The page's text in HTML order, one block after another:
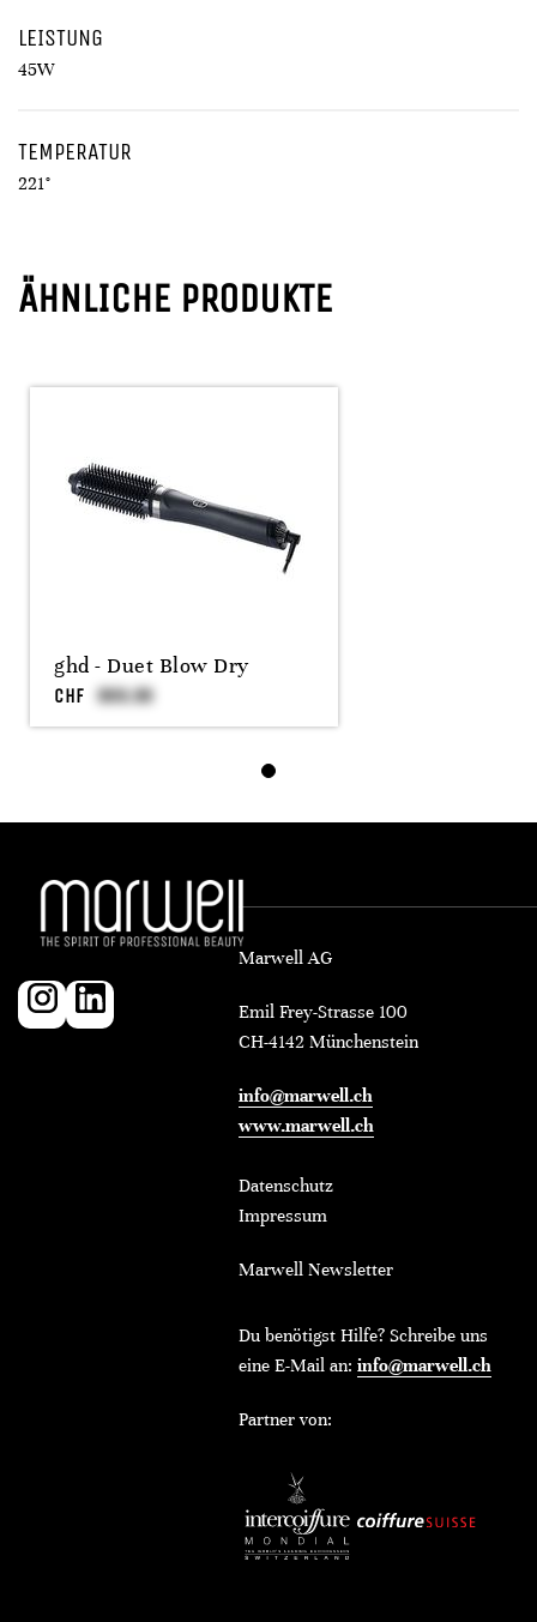
LEISTUNG
45W
TEMPERATUR
221°
ÄHNLICHE PRODUKTE
ghd - Duet Blow Dry
CHF
Marwell AG
Emil Frey-Strasse 100
CH-4142 Münchenstein
info@marwell.ch
www.marwell.ch
Datenschutz
Impressum
Marwell Newsletter
Du benötigst Hilfe? Schreibe uns
eine E-Mail an: info@marwell.ch
Partner von: